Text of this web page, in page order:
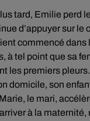
tard, Emilie perd
d’appuyer sur le
commencé dans
à tel point que sa
les premiers
domicile, son
le mari,
à la maternité,